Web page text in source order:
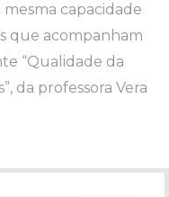
mesma capacidade
que acompanham
“Qualidade da
da professora Vera